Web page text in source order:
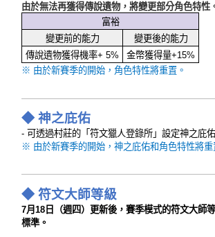
由於無法再獲得傳說遺物，將變更部分角色特性
富裕
變更前的能力
變更後的能力
傳說遺物獲得機率+ 5%
金幣獲得量+15%
※ 由於新賽季的開始，角色特性將重置。
◆神之庇佑
- 可透過村莊的「符文獵人登錄所」設定神之庇佑
※ 由於新賽季的開始，神之庇佑和角色特性將重
◆ 符文大師等級
7月18日（週四）更新後，賽季模式的符文大師
標準。